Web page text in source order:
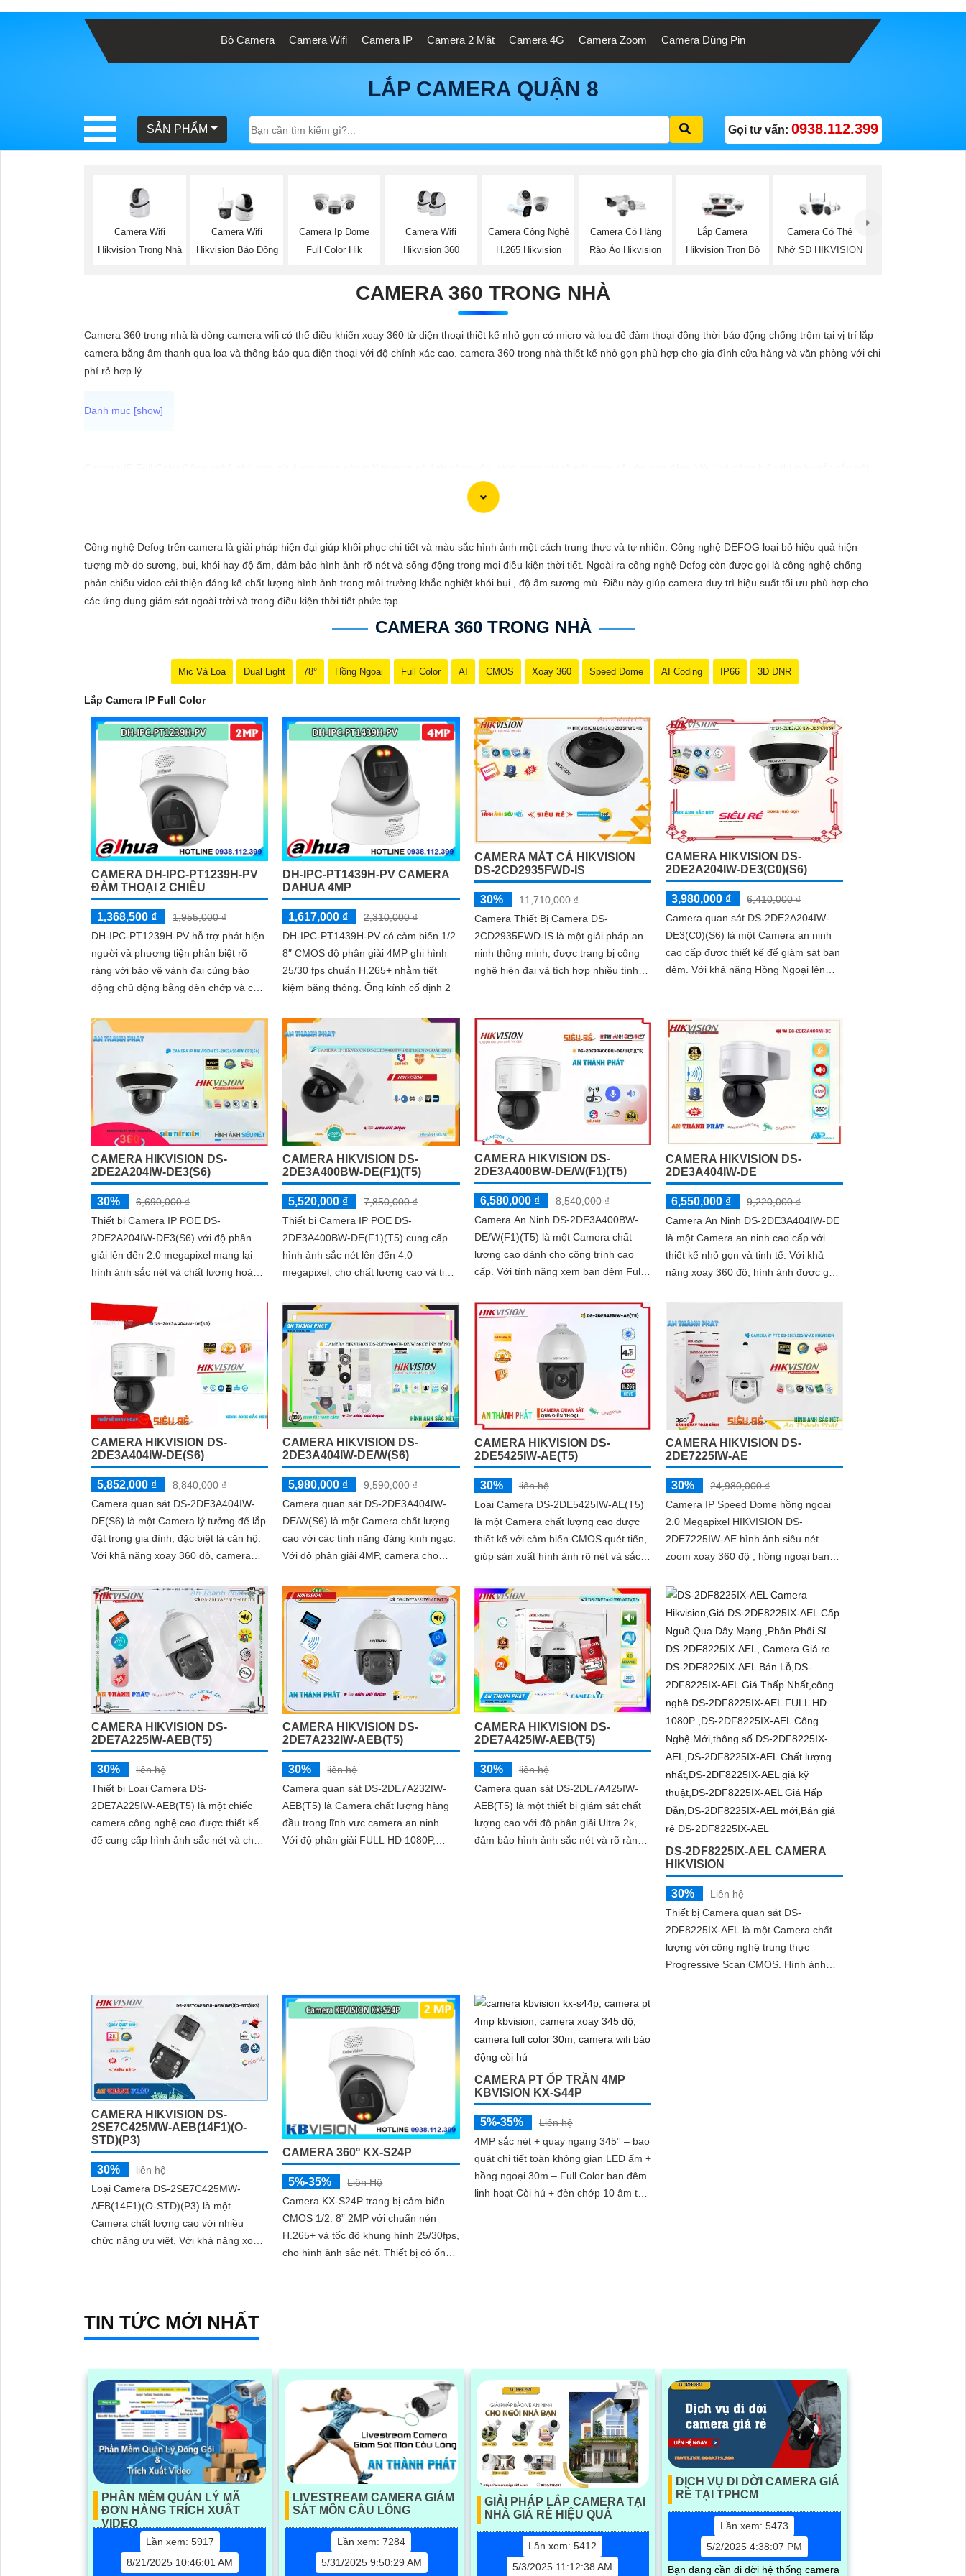
Bộ Camera Camera Wifi Camera IP Camera 2 Mắt Camera 4G Camera Zoom Camera Dùng Pin
LẮP CAMERA QUẬN 8
SẢN PHẨM Gọi tư vấn: 0938.112.399
Camera Wifi
Hikvision Trong Nhà
Camera Wifi
Hikvision Báo Động
Camera Ip Dome
Full Color Hik
Camera Wifi
Hikvision 360
Camera Công Nghệ
H.265 Hikvision
Camera Có Hàng
Rào Ảo Hikvision
Lắp Camera
Hikvision Trọn Bộ
Camera Có Thẻ
Nhớ SD HIKVISION
CAMERA 360 TRONG NHÀ
Camera 360 trong nhà là dòng camera wifi có thể điều khiển xoay 360 từ diện thoại thiết kế nhỏ gọn có micro và loa để đàm thoại đồng thời báo động chống trộm tại vị trí lắp
camera bằng âm thanh qua loa và thông báo qua điện thoại với độ chính xác cao. camera 360 trong nhà thiết kế nhỏ gọn phù hợp cho gia đình cửa hàng và văn phòng với chi
phí rẻ hơp lý
camera sẽ giúp bạn giám sát đầy đủ chi tiết và chính xác mọi hoạt động xung quanh, hình ảnh có màu ban đêm như ban ngày.
Công nghệ Defog trên camera là giải pháp hiện đại giúp khôi phục chi tiết và màu sắc hình ảnh một cách trung thực và tự nhiên. Công nghệ DEFOG loại bỏ hiệu quả hiện
tượng mờ do sương, bụi, khói hay độ ẩm, đảm bảo hình ảnh rõ nét và sống động trong mọi điều kiện thời tiết. Ngoài ra công nghệ Defog còn được gọi là công nghệ chống
phản chiếu video cải thiện đáng kể chất lượng hình ảnh trong môi trường khắc nghiệt khói bụi , độ ẩm sương mù. Điều này giúp camera duy trì hiệu suất tối ưu phù hợp cho
các ứng dụng giám sát ngoài trời và trong điều kiện thời tiết phức tạp.
CAMERA 360 TRONG NHÀ
Mic Và Loa Dual Light 78° Hồng Ngoại Full Color AI CMOS Xoay 360 Speed Dome AI Coding IP66 3D DNR
Lắp Camera IP Full Color
CAMERA DH-IPC-PT1239H-PV
ĐÀM THOẠI 2 CHIỀU
1,368,500 ₫
1,955,000 ₫
DH-IPC-PT1239H-PV hỗ trợ phát hiện
người và phương tiện phân biệt rõ
ràng với bảo vệ vành đai cùng báo
động chủ động bằng đèn chớp và còi
kêt hợp cùng loa và mic thu âm thanh
và dàm thoại chát lượng cao
DH-IPC-PT1439H-PV CAMERA
DAHUA 4MP
1,617,000 ₫
2,310,000 ₫
DH-IPC-PT1439H-PV có cảm biến 1/2.
8″ CMOS độ phân giải 4MP ghi hình
25/30 fps chuẩn H.265+ nhằm tiết
kiệm băng thông. Ống kính cố định 2
CAMERA MẮT CÁ HIKVISION
DS-2CD2935FWD-IS
30%
11,710,000 ₫
Camera Thiết Bị Camera DS-
2CD2935FWD-IS là một giải pháp an
ninh thông minh, được trang bị công
nghệ hiện đại và tích hợp nhiều tính
nét và chi tiết
CAMERA HIKVISION DS-
2DE2A204IW-DE3(C0)(S6)
3,980,000 ₫
6,410,000 ₫
Camera quan sát DS-2DE2A204IW-
DE3(C0)(S6) là một Camera an ninh
cao cấp được thiết kế để giám sát ban
đêm. Với khả năng Hồng Ngoại lên
thiếu ánh sáng
CAMERA HIKVISION DS-
2DE2A204IW-DE3(S6)
30%
6,690,000 ₫
Thiết bị Camera IP POE DS-
2DE2A204IW-DE3(S6) với độ phân
giải lên đến 2.0 megapixel mang lại
hình ảnh sắc nét và chất lượng hoàn
hồng ngoại...
CAMERA HIKVISION DS-
2DE3A400BW-DE(F1)(T5)
5,520,000 ₫
7,850,000 ₫
Thiết bị Camera IP POE DS-
2DE3A400BW-DE(F1)(T5) cung cấp
hình ảnh sắc nét lên đến 4.0
megapixel, cho chất lượng cao và tiết
POE, camera hoạt...
CAMERA HIKVISION DS-
2DE3A400BW-DE/W(F1)(T5)
6,580,000 ₫
8,540,000 ₫
Camera An Ninh DS-2DE3A400BW-
DE/W(F1)(T5) là một Camera chất
lượng cao dành cho công trình cao
cấp. Với tính năng xem ban đêm Full
này có khả năng hiển thị màu sắc sắc
CAMERA HIKVISION DS-
2DE3A404IW-DE
6,550,000 ₫
9,220,000 ₫
Camera An Ninh DS-2DE3A404IW-DE
là một Camera an ninh cao cấp với
thiết kế nhỏ gọn và tinh tế. Với khả
năng xoay 360 độ, hình ảnh được ghi
mang lại chất lượng hình ảnh tuyệt vời
CAMERA HIKVISION DS-
2DE3A404IW-DE(S6)
5,852,000 ₫
8,840,000 ₫
Camera quan sát DS-2DE3A404IW-
DE(S6) là một Camera lý tưởng để lắp
đặt trong gia đình, đặc biệt là căn hộ.
Với khả năng xoay 360 độ, camera
gian một cách hiệu quả
CAMERA HIKVISION DS-
2DE3A404IW-DE/W(S6)
5,980,000 ₫
9,590,000 ₫
Camera quan sát DS-2DE3A404IW-
DE/W(S6) là một Camera chất lượng
cao với các tính năng đáng kinh ngạc.
Với độ phân giải 4MP, camera cho
CAMERA HIKVISION DS-
2DE5425IW-AE(T5)
30%
liên hệ
Loại Camera DS-2DE5425IW-AE(T5)
là một Camera chất lượng cao được
thiết kế với cảm biến CMOS quét tiến,
giúp sản xuất hình ảnh rõ nét và sắc
CAMERA HIKVISION DS-
2DE7225IW-AE
30%
24,980,000 ₫
Camera IP Speed Dome hồng ngoại
2.0 Megapixel HIKVISION DS-
2DE7225IW-AE hình ảnh siêu nét
zoom xoay 360 độ , hồng ngoại ban
quan sát rõ ban đêm...
CAMERA HIKVISION DS-
2DE7A225IW-AEB(T5)
30%
liên hệ
Thiết bị Loại Camera DS-
2DE7A225IW-AEB(T5) là một chiếc
camera công nghệ cao được thiết kế
để cung cấp hình ảnh sắc nét và chất
CAMERA HIKVISION DS-
2DE7A232IW-AEB(T5)
30%
liên hệ
Camera quan sát DS-2DE7A232IW-
AEB(T5) là Camera chất lượng hàng
đầu trong lĩnh vực camera an ninh.
Với độ phân giải FULL HD 1080P,
CAMERA HIKVISION DS-
2DE7A425IW-AEB(T5)
30%
liên hệ
Camera quan sát DS-2DE7A425IW-
AEB(T5) là một thiết bị giám sát chất
lượng cao với độ phân giải Ultra 2k,
đảm bảo hình ảnh sắc nét và rõ ràng.
DS-2DF8225IX-AEL CAMERA
HIKVISION
30%
Liên hệ
Thiết bị Camera quan sát DS-
2DF8225IX-AEL là một Camera chất
lượng với công nghệ trung thực
Progressive Scan CMOS. Hình ảnh
CAMERA HIKVISION DS-
2SE7C425MW-AEB(14F1)(O-
STD)(P3)
30%
liên hệ
Loại Camera DS-2SE7C425MW-
AEB(14F1)(O-STD)(P3) là một
Camera chất lượng cao với nhiều
chức năng ưu việt. Với khả năng xoay
CAMERA 360° KX-S24P
5%-35%
Liên Hệ
Camera KX-S24P trang bị cảm biến
CMOS 1/2. 8” 2MP với chuẩn nén
H.265+ và tốc độ khung hình 25/30fps,
cho hình ảnh sắc nét. Thiết bị có ống
CAMERA PT ỐP TRẦN 4MP
KBVISION KX-S44P
5%-35%
Liên hệ
4MP sắc nét + quay ngang 345° – bao
quát chi tiết toàn không gian LED ấm +
hồng ngoại 30m – Full Color ban đêm
linh hoạt Còi hú + đèn chớp 10 âm tùy
TIN TỨC MỚI NHẤT
PHẦN MỀM QUẢN LÝ MÃ
ĐƠN HÀNG TRÍCH XUẤT
VIDEO
Lần xem: 5917
8/21/2025 10:46:01 AM
LIVESTREAM CAMERA GIÁM
SÁT MÔN CẦU LÔNG
Lần xem: 7284
5/31/2025 9:50:29 AM
GIẢI PHÁP LẮP CAMERA TẠI
NHÀ GIÁ RẺ HIỆU QUẢ
Lần xem: 5412
5/3/2025 11:12:38 AM
DỊCH VỤ DI DỜI CAMERA GIÁ
RẺ TẠI TPHCM
Lần xem: 5473
5/2/2025 4:38:07 PM
Bạn đang cần di dời hệ thống camera